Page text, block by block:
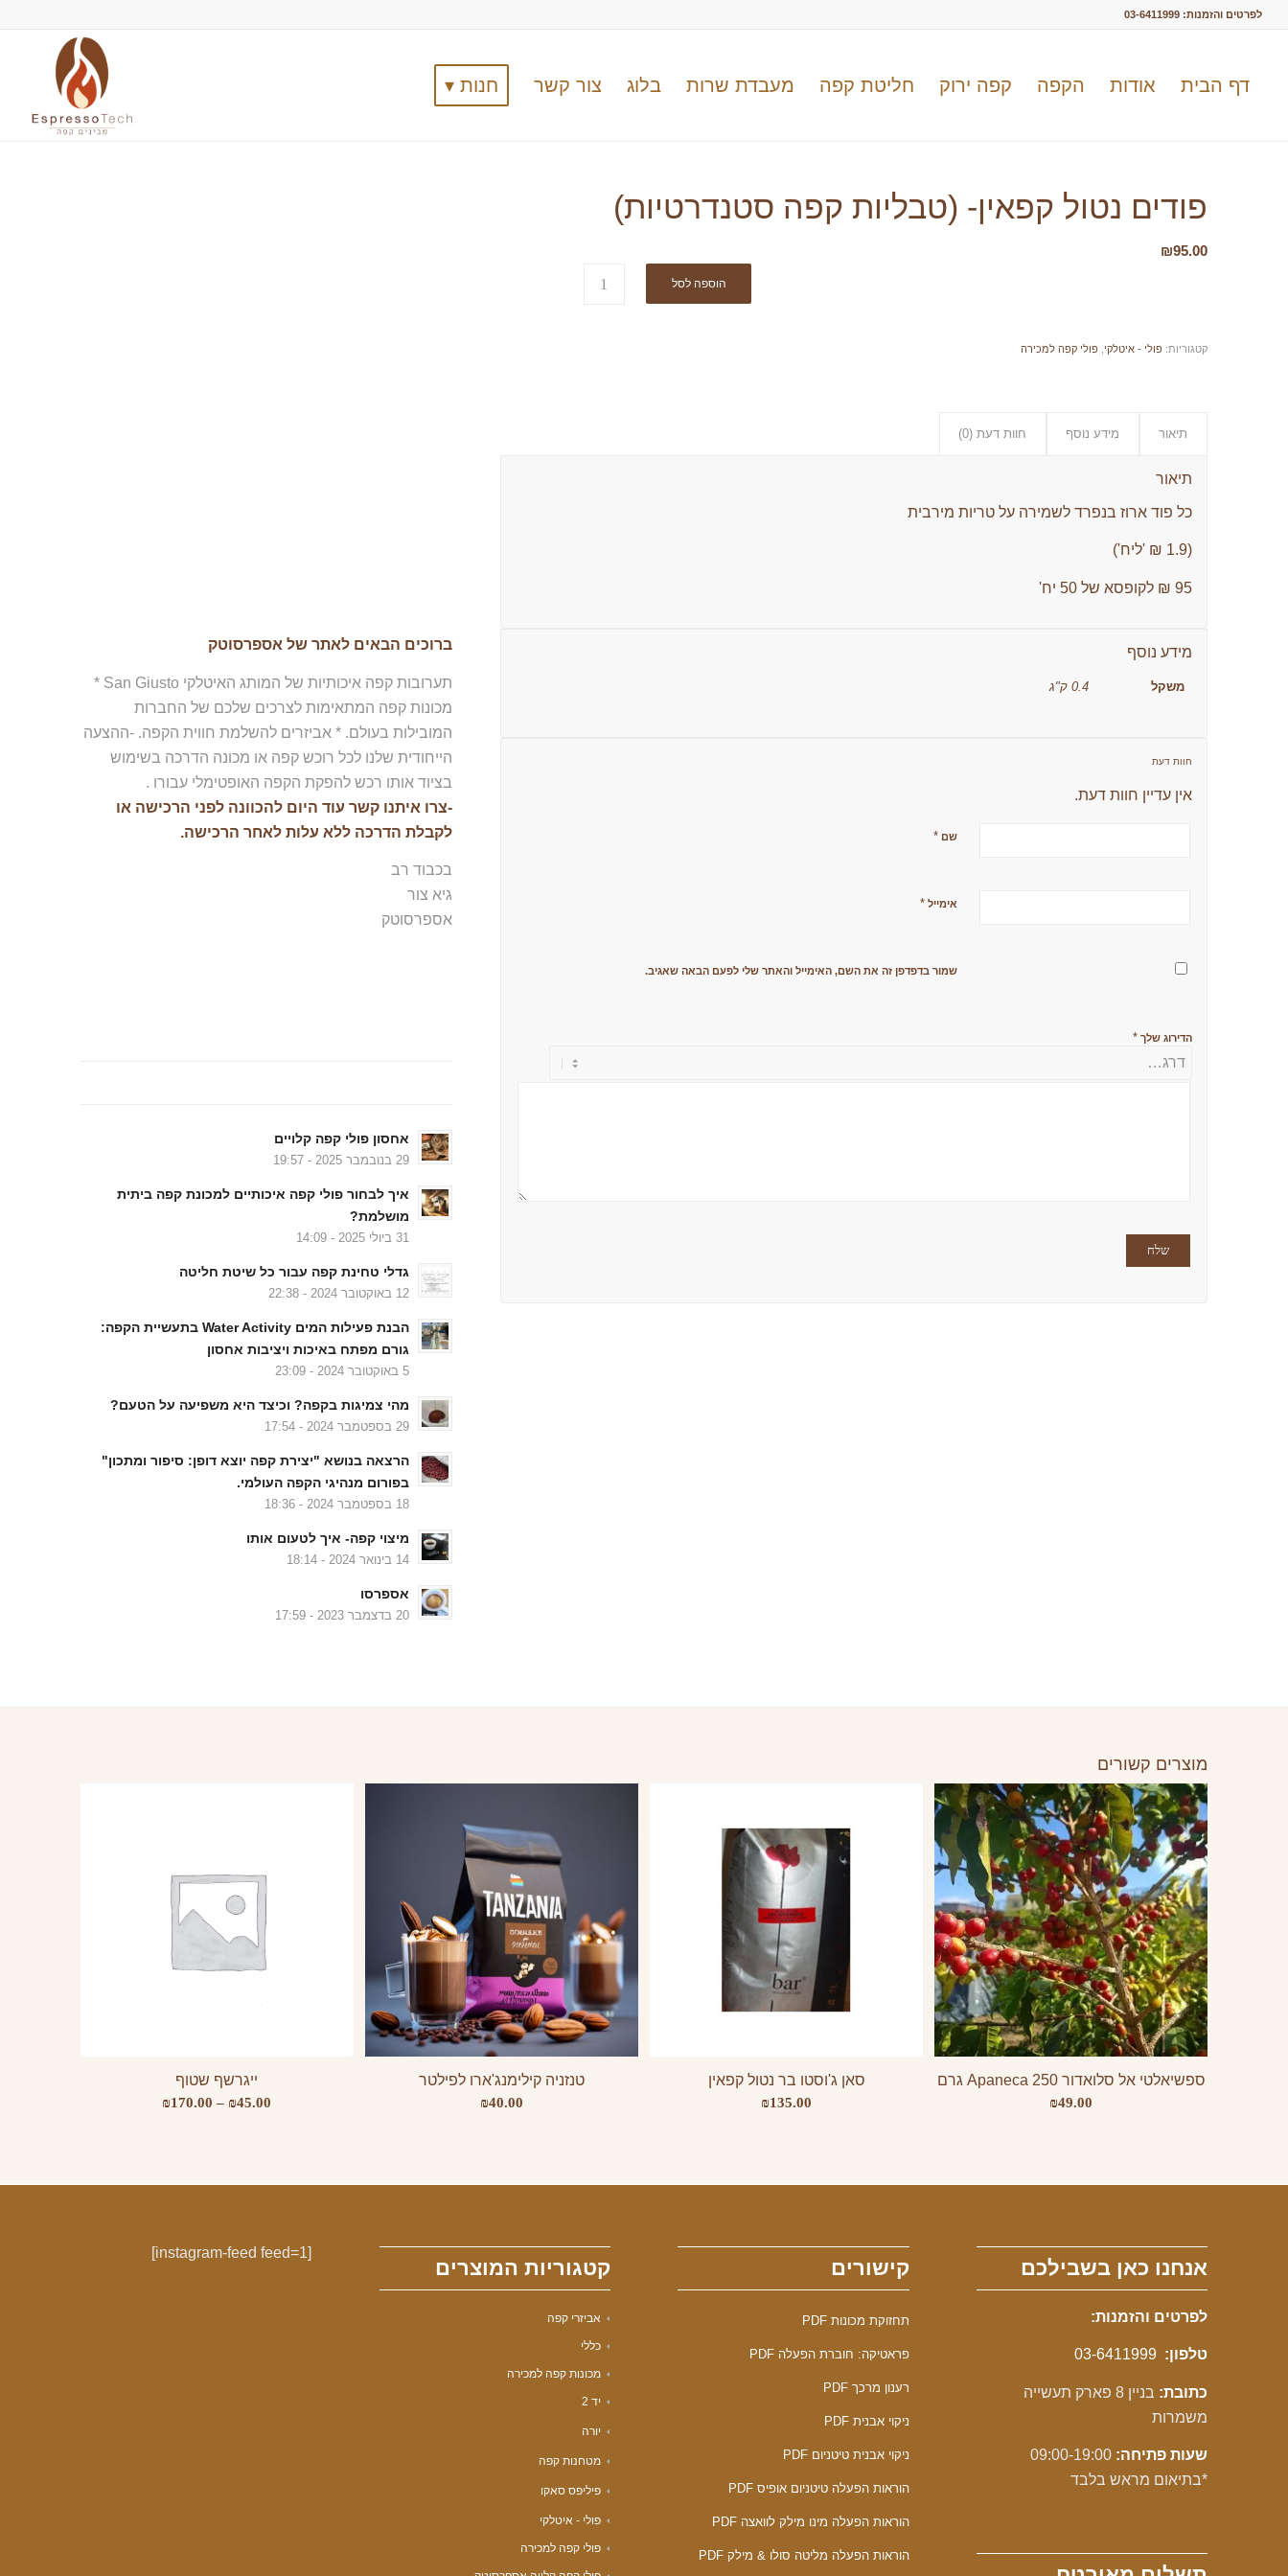
לפרטים והזמנות: 03-6411999
דף הבית אודות הקפה קפה ירוק חליטת קפה מעבדת שרות בלוג צור קשר חנות ▾
ברוכים הבאים לאתר של אספרסוטק
תערובות קפה איכותיות של המותג האיטלקי San Giusto *
מכונות קפה המתאימות לצרכים שלכם של החברות
המובילות בעולם. * אביזרים להשלמת חווית הקפה. -ההצעה
הייחודית שלנו לכל רוכש קפה או מכונה הדרכה בשימוש
בציוד אותו רכש להפקת הקפה האופטימלי עבורו .
-צרו איתנו קשר עוד היום להכוונה לפני הרכישה או
לקבלת הדרכה ללא עלות לאחר הרכישה.
בכבוד רב
גיא צור
אספרסוטק
אחסון פולי קפה קלויים
29 בנובמבר 2025 - 19:57
איך לבחור פולי קפה איכותיים למכונת קפה ביתית
מושלמת?
31 ביולי 2025 - 14:09
גדלי טחינת קפה עבור כל שיטת חליטה
12 באוקטובר 2024 - 22:38
הבנת פעילות המים Water Activity בתעשיית הקפה:
גורם מפתח באיכות ויציבות אחסון
5 באוקטובר 2024 - 23:09
מהי צמיגות בקפה? וכיצד היא משפיעה על הטעם?
29 בספטמבר 2024 - 17:54
הרצאה בנושא "יצירת קפה יוצא דופן: סיפור ומתכון"
בפורום מנהיגי הקפה העולמי.
18 בספטמבר 2024 - 18:36
מיצוי קפה- איך לטעום אותו
14 בינואר 2024 - 18:14
אספרסו
20 בדצמבר 2023 - 17:59
פודים נטול קפאין- (טבליות קפה סטנדרטיות)
₪95.00
הוספה לסל
קטגוריות: פולי - איטלקי פולי קפה למכירה
תיאור מידע נוסף חוות דעת (0)
תיאור
כל פוד ארוז בנפרד לשמירה על טריות מירבית
(1.9 ₪ 'ליח')
95 ₪ לקופסא של 50 יח'
מידע נוסף
משקל 0.4 ק"ג
חוות דעת
אין עדיין חוות דעת.
שם *
אימייל *
שמור בדפדפן זה את השם, האימייל והאתר שלי לפעם הבאה שאגיב.
הדירוג שלך *
מוצרים קשורים
ספשיאלטי אל סלואדור Apaneca 250 גרם
₪49.00
סאן ג'וסטו בר נטול קפאין
₪135.00
טנזניה קילימנג'ארו לפילטר
₪40.00
ייגרשף שטוף
₪45.00
–
₪170.00 טווח
אנחנו כאן בשבילכם
לפרטים והזמנות:
טלפון: 03-6411999
כתובת:
בניין 8 פארק תעשייה
משמרות
שעות פתיחה:
*בתיאום מראש בלבד
קישורים
תחזוקת מכונות PDF
פראטיקה: חוברת הפעלה PDF
רענון מרכך PDF
ניקוי אבנית PDF
ניקוי אבנית טיטניום PDF
הוראות הפעלה טיטניום אופיס PDF
הוראות הפעלה מינו מילק לוואצה PDF
הוראות הפעלה מליטה סולו & מילק PDF
קטגוריות המוצרים
אביזרי קפה
כללי
מכונות קפה למכירה
יד 2
יורה
מטחנות קפה
פיליפס סאקו
פולי - איטלקי
פולי קפה למכירה
[instagram-feed feed=1]